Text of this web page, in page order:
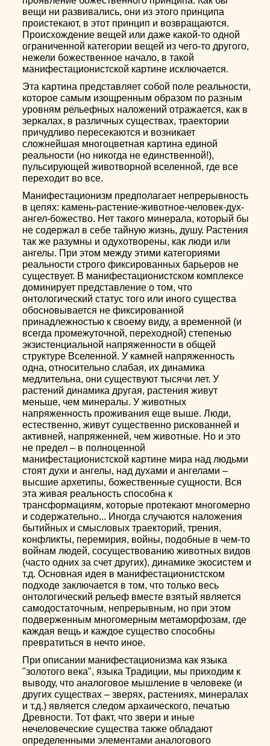
вещи ни развивались, они из этого принципа
проистекают, в этот принцип и возвращаются.
Происхождение вещей или даже какой-то одной
ограниченной категории вещей из чего-то другого,
нежели божественное начало, в такой
манифестационистской картине исключается.
Эта картина представляет собой поле реальности,
которое самым изощренным образом по разным
уровням рельефных наложений отражается, как в
зеркалах, в различных существах, траектории
причудливо пересекаются и возникает
сложнейшая многоцветная картина единой
реальности (но никогда не единственной!),
пульсирующей животворной вселенной, где все
переходит во все.
Манифестационизм предполагает непрерывность
в цепях: камень-растение-животное-человек-дух-
ангел-божество. Нет такого минерала, который бы
не содержал в себе тайную жизнь, душу. Растения
так же разумны и одухотворены, как люди или
ангелы. При этом между этими категориями
реальности строго фиксированных барьеров не
существует. В манифестационистском комплексе
доминирует представление о том, что
онтологический статус того или иного существа
обосновывается не фиксированной
принадлежностью к своему виду, а временной (и
всегда промежуточной, переходной) степенью
экзистенциальной напряженности в общей
структуре Вселенной. У камней напряженность
одна, относительно слабая, их динамика
медлительна, они существуют тысячи лет. У
растений динамика другая, растения живут
меньше, чем минералы. У животных
напряженность проживания еще выше. Люди,
естественно, живут существенно рискованней и
активней, напряженней, чем животные. Но и это
не предел – в полноценной
манифестационистской картине мира над людьми
стоят духи и ангелы, над духами и ангелами –
высшие архетипы, божественные сущности. Вся
эта живая реальность способна к
трансформациям, которые протекают многомерно
и содержательно... Иногда случаются наложения
бытийных и смысловых траекторий, трения,
конфликты, перемирия, войны, подобные в чем-то
войнам людей, сосуществованию животных видов
(часто одних за счет других), динамике экосистем и
т.д. Основная идея в манифестационистском
подходе заключается в том, что только весь
онтологический рельеф вместе взятый является
самодостаточным, непрерывным, но при этом
подверженным многомерным метаморфозам, где
каждая вещь и каждое существо способны
превратиться в нечто иное.
При описании манифестационизма как языка
"золотого века", языка Традиции, мы приходим к
выводу, что аналоговое мышление в человеке (и
других существах – зверях, растениях, минералах
и т.д.) является следом архаического, печатью
Древности. Тот факт, что звери и иные
нечеловеческие существа также обладают
определенными элементами аналогового